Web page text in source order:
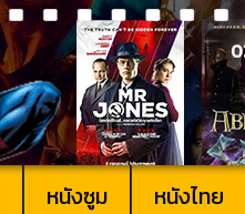
หนังซูม หนังไทย